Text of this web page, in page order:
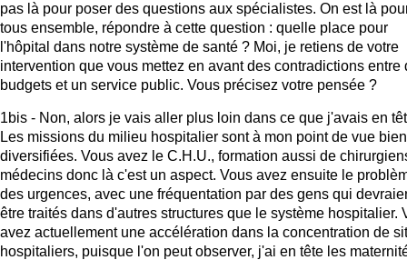
pas là pour poser des questions aux spécialistes. On est là
tous ensemble, répondre à cette question : quelle place pour
l'hôpital dans notre système de santé ? Moi, je retiens de votre
intervention que vous mettez en avant des contradictions entre
budgets et un service public. Vous précisez votre pensée ?
1bis - Non, alors je vais aller plus loin dans ce que j'avais en
Les missions du milieu hospitalier sont à mon point de vue bien
diversifiées. Vous avez le C.H.U., formation aussi de
médecins donc là c'est un aspect. Vous avez ensuite le
des urgences, avec une fréquentation par des gens qui
être traités dans d'autres structures que le système hospitalier.
avez actuellement une accélération dans la concentration de
hospitaliers, puisque l'on peut observer, j'ai en tête les